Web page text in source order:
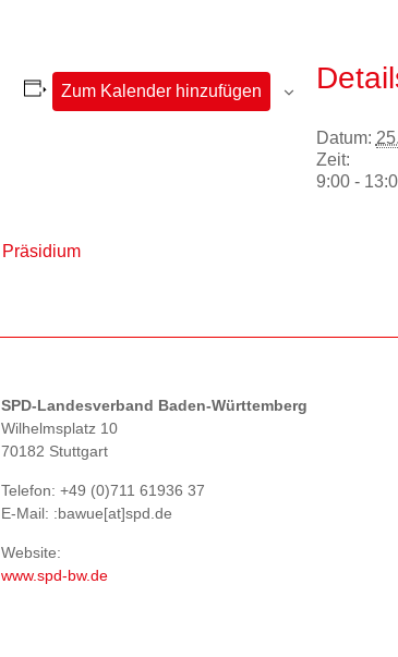
Zum Kalender hinzufügen
Datum:
Zeit:
9:00 -
Präsidium
SPD-Landesverband Baden-Württemberg
Wilhelmsplatz 10
70182 Stuttgart
Telefon: +49 (0)711 61936 37
E-Mail: :bawue[at]spd.de
Website:
www.spd-bw.de